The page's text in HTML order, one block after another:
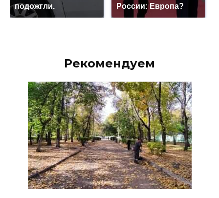
подожгли.
России: Европа?
Рекомендуем